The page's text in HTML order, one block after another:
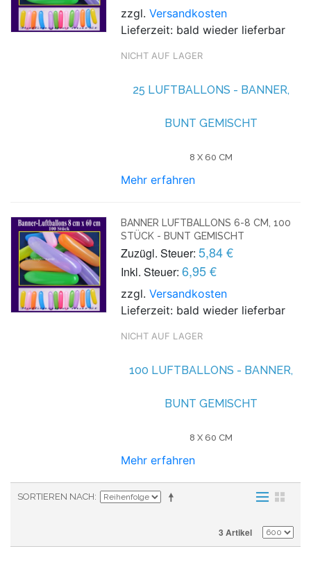
zzgl.Versandkosten
Lieferzeit: bald wieder lieferbar
NICHT AUF LAGER
25 LUFTBALLONS - BANNER,
BUNT GEMISCHT
8 X 60 CM
Mehr erfahren
BANNER LUFTBALLONS 6-8 CM, 100
STÜCK - BUNT GEMISCHT
Zuzügl. Steuer: 5,84 €
Inkl. Steuer: 6,95 €
zzgl.Versandkosten
Lieferzeit: bald wieder lieferbar
NICHT AUF LAGER
100 LUFTBALLONS - BANNER,
BUNT GEMISCHT
8 X 60 CM
Mehr erfahren
SORTIEREN NACH
3 Artikel